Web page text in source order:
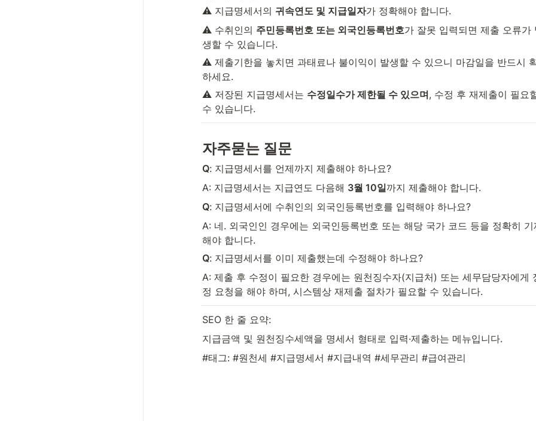
⚠️ 지급명세서의 귀속연도 및 지급일자가 정확해야 합니다.
⚠️ 수취인의 주민등록번호 또는 외국인등록번호가 잘못 입력되면 제출 오류가
생할 수 있습니다.
⚠️ 제출기한을 놓치면 과태료나 불이익이 발생할 수 있으니 마감일을 반드시
하세요.
⚠️ 저장된 지급명세서는 수정일수가 제한될 수 있으며, 수정 후 재제출이 필요
수 있습니다.
자주묻는 질문
Q: 지급명세서를 언제까지 제출해야 하나요?
A: 지급명세서는 지급연도 다음해 3월 10일까지 제출해야 합니다.
Q: 지급명세서에 수취인의 외국인등록번호를 입력해야 하나요?
A: 네. 외국인인 경우에는 외국인등록번호 또는 해당 국가 코드 등을 정확히 기
해야 합니다.
Q: 지급명세서를 이미 제출했는데 수정해야 하나요?
A: 제출 후 수정이 필요한 경우에는 원천징수자(지급처) 또는 세무담당자에게
정 요청을 해야 하며, 시스템상 재제출 절차가 필요할 수 있습니다.
SEO 한 줄 요약:
지급금액 및 원천징수세액을 명세서 형태로 입력·제출하는 메뉴입니다.
#태그: #원천세 #지급명세서 #지급내역 #세무관리 #급여관리